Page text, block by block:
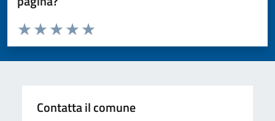
Valuta da 1 a 5 stelle la pagina
Valuta 5 stelle su 5
Valuta 4 stelle su 5
Valuta 3 stelle su 5
Valuta 2 stelle su 5
Valuta 1 stelle su 5
Contatta il comune